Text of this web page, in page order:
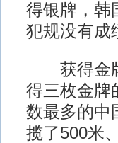
得银牌，韩
犯规没有成
获得金牌
得三枚金牌
数最多的中
揽了500米